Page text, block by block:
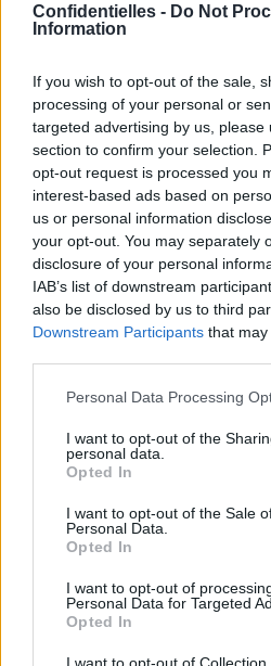
Confidentielles - Do Not
Information
If you wish to opt-out of the sale,
processing of your personal or
targeted advertising by us, please
section to confirm your selection.
opt-out request is processed you
interest-based ads based on
us or personal information
your opt-out. You may separately
disclosure of your personal
IAB’s list of downstream
also be disclosed by us to third
Downstream Participants that
Personal Data Processing
I want to opt-out of the
personal data.
Opted In
I want to opt-out of the Sale
Personal Data.
Opted In
I want to opt-out of
Personal Data for Targeted
Opted In
I want to opt-out of Collection,
étoile, a tiré la sonnette
donnée au « Daily Mail ».
âge auquel elle a
calvitie plus que précoce!
A peine adolescente, la
perdre ses cheveux de façon
tel point quel 'ex-ballerine
greffe capillaire.
ais alors, le bun est-il
tignasse ??
Selonla grande prêtresse
Thompson, il y a
respecter :éviter de
sont mouillés , par exemple !
Alors on y va mollo sur la
tendance !